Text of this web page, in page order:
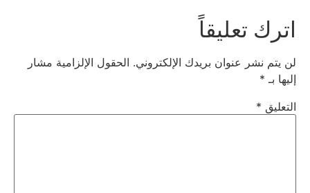
اترك تعليقاً
لن يتم نشر عنوان بريدك الإلكتروني. الحقول الإلزامية مشار
إليها بـ *
التعليق *